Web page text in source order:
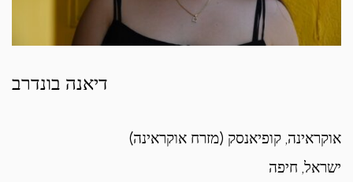
דיאנה בונדרב
אוקראינה, קופיאנסק (מזרח אוקראינה)
ישראל, חיפה